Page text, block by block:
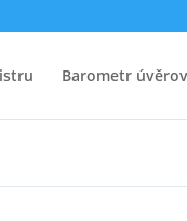
Barometr